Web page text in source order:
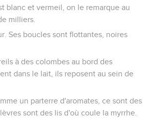
blanc et vermeil, on le remarque au
milliers.
Ses boucles sont flottantes, noires
à des colombes au bord des
dans le lait, ils reposent au sein de
un parterre d'aromates, ce sont des
sont des lis d'où coule la myrrhe.